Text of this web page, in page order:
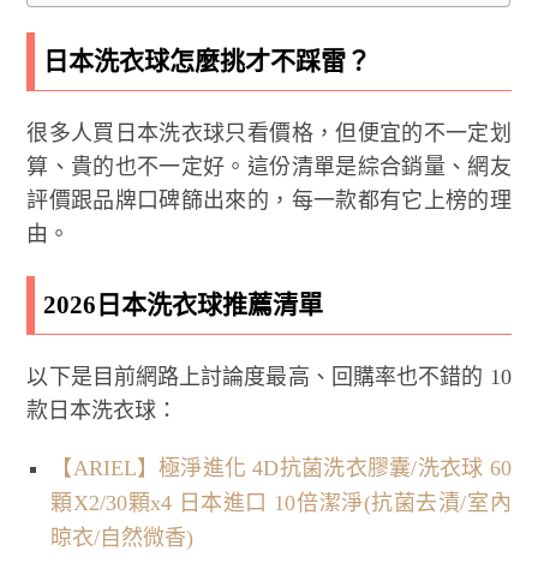
日本洗衣球怎麼挑才不踩雷？
很多人買日本洗衣球只看價格，但便宜的不一定划
算、貴的也不一定好。這份清單是綜合銷量、網友
評價跟品牌口碑篩出來的，每一款都有它上榜的理
由。
2026日本洗衣球推薦清單
以下是目前網路上討論度最高、回購率也不錯的 10
款日本洗衣球：
【ARIEL】極淨進化 4D抗菌洗衣膠囊/洗衣球 60
顆X2/30顆x4 日本進口 10倍潔淨(抗菌去漬/室內
晾衣/自然微香)